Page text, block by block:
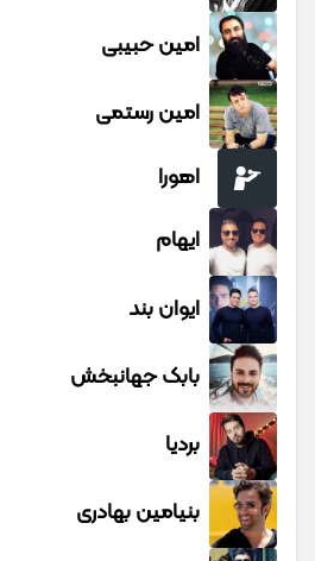
امین حبیبی
امین رستمی
اهورا
ایهام
ایوان بند
بابک جهانبخش
بردیا
بنیامین بهادری